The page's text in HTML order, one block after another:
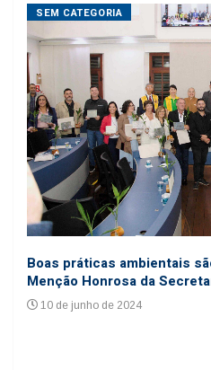
SEM CATEGORIA
Boas práticas ambientais
Menção Honrosa da
10 de junho de 2024